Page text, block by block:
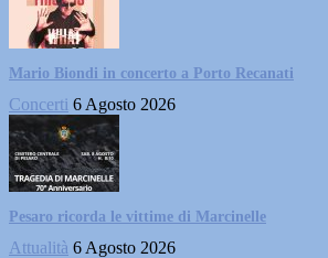
Mario Biondi in concerto a Porto Recanati
Concerti 6 Agosto 2026
Pesaro ricorda le vittime di Marcinelle
Attualità 6 Agosto 2026